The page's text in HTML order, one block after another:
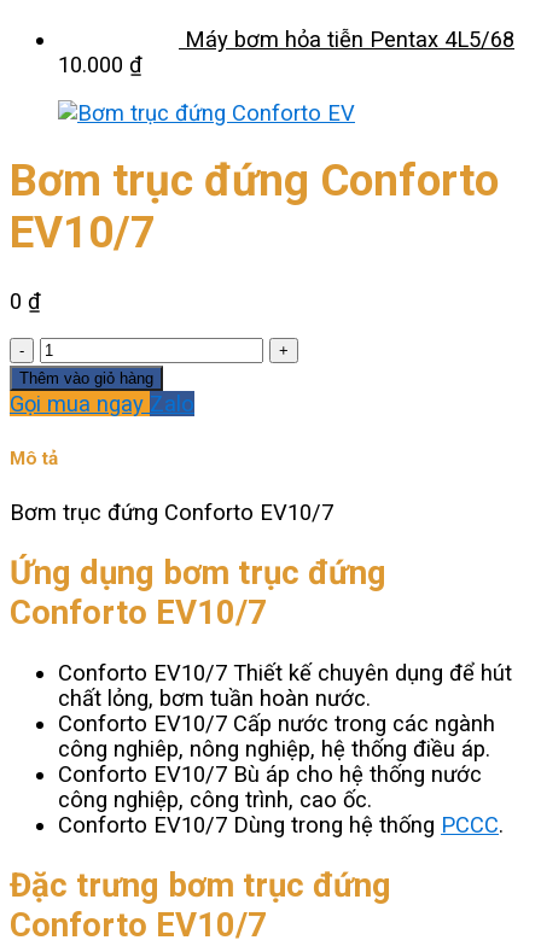
Máy bơm hỏa tiễn Pentax 4L5/68
10.000 ₫
Bơm trục đứng Conforto
EV10/7
0 ₫
Bơm
trục
đứng
Conforto
EV10/7
lượng
Thêm vào giỏ hàng
Gọi mua ngay Zalo
Mô tả
Bơm trục đứng Conforto EV10/7
Ứng dụng bơm trục đứng
Conforto EV10/7
Conforto EV10/7 Thiết kế chuyên dụng để hút
chất lỏng, bơm tuần hoàn nước.
Conforto EV10/7 Cấp nước trong các ngành
công nghiêp, nông nghiệp, hệ thống điều áp.
Conforto EV10/7 Bù áp cho hệ thống nước
công nghiệp, công trình, cao ốc.
Conforto EV10/7 Dùng trong hệ thống PCCC.
Đặc trưng bơm trục đứng
Conforto EV10/7